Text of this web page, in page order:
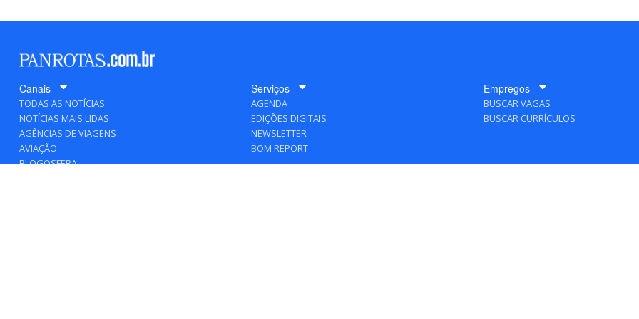
Canais
TODAS AS NOTÍCIAS
NOTÍCIAS MAIS LIDAS
AGÊNCIAS DE VIAGENS
AVIAÇÃO
BLOGOSFERA
Serviços
AGENDA
EDIÇÕES DIGITAIS
NEWSLETTER
BOM REPORT
Empregos
BUSCAR VAGAS
BUSCAR CURRÍCULOS